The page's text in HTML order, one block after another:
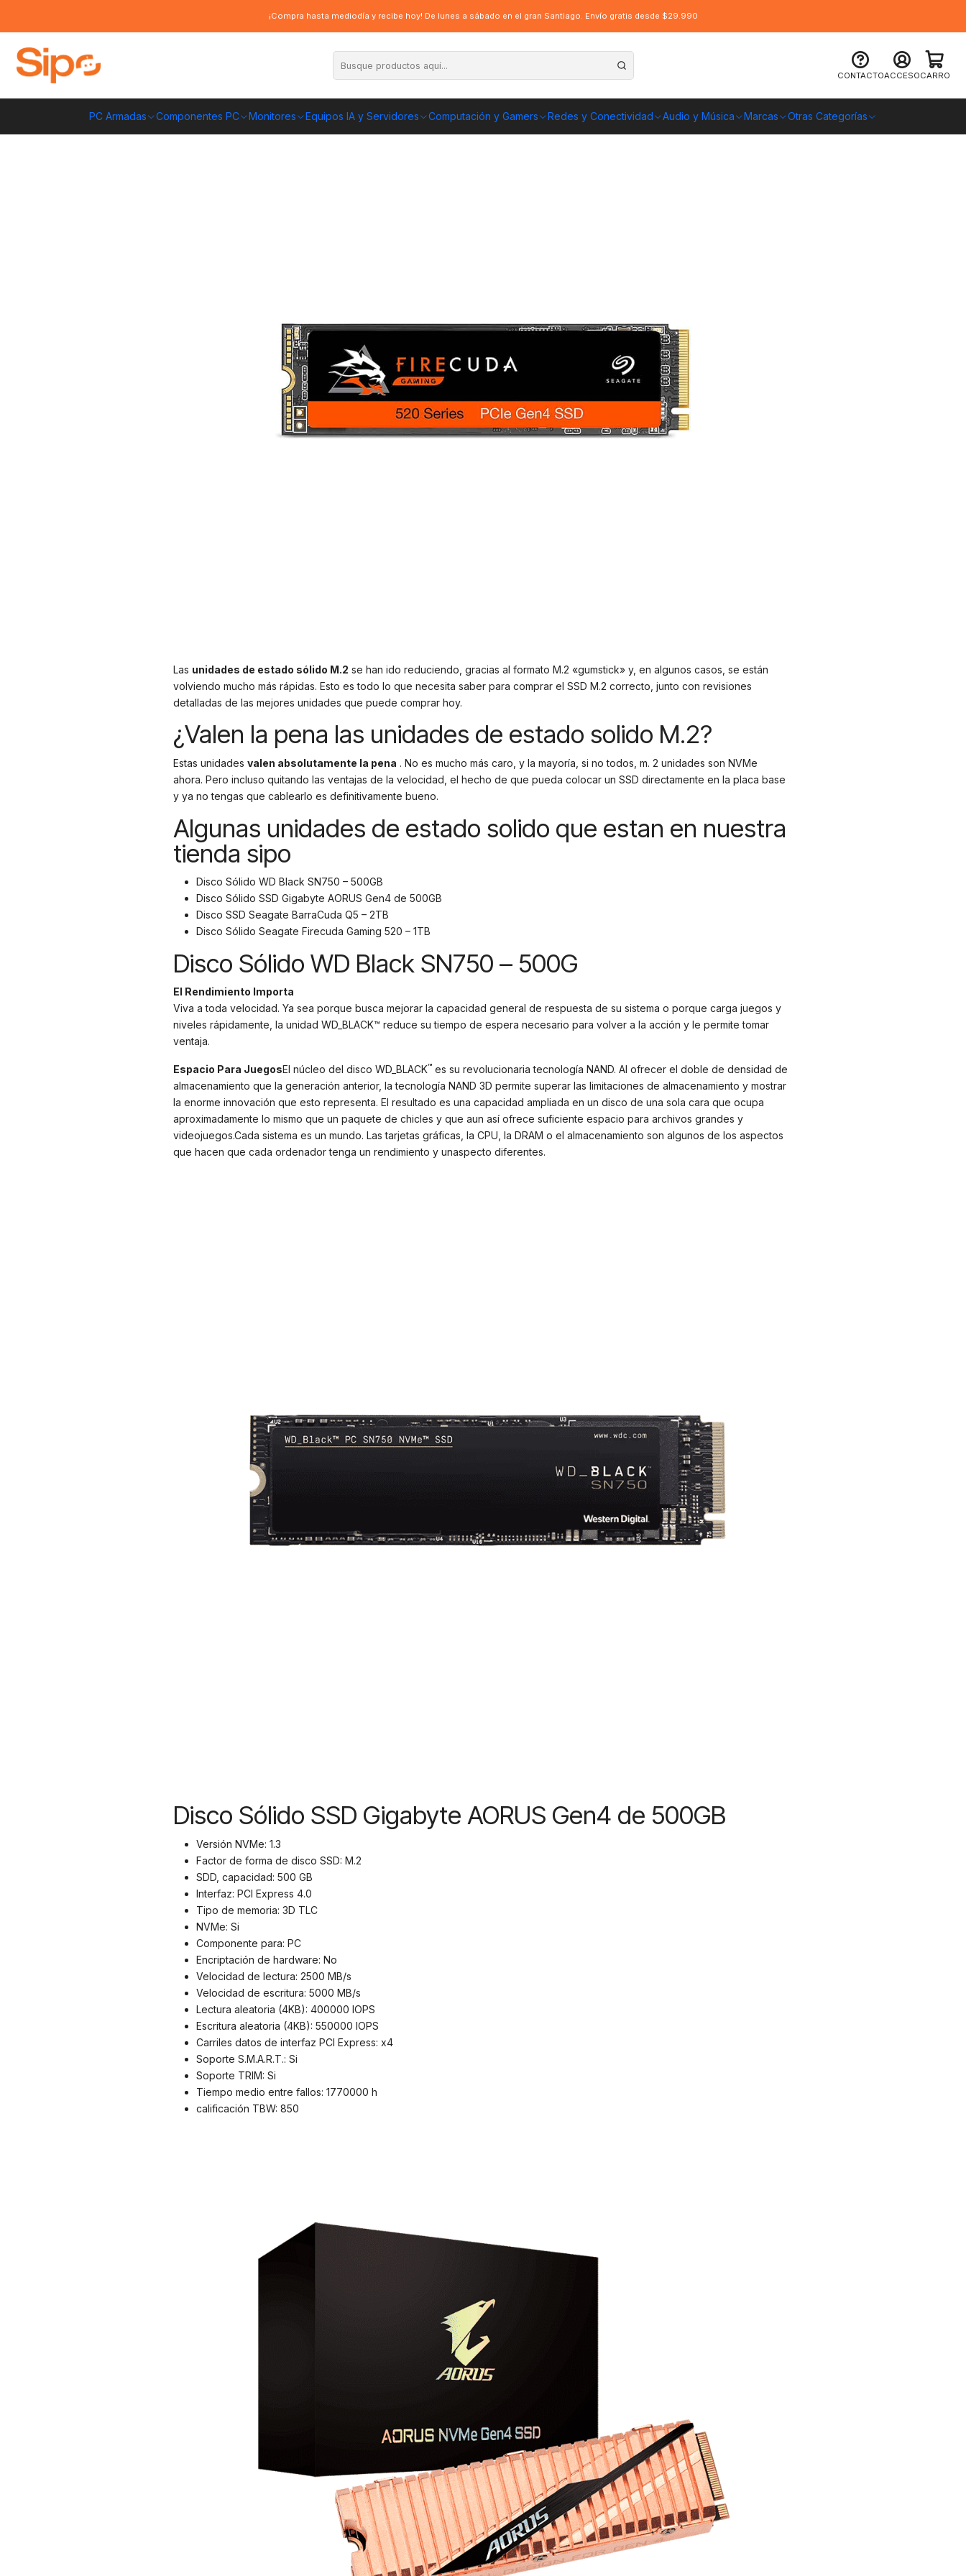
CONTACTOACCESOCARRO
PC Armadas Componentes PC Monitores Equipos IA y Servidores Computación y Gamers Redes y Conectividad Audio y Música Marcas Otras Categorías
¡Compra hasta mediodía y recibe hoy! De lunes a sábado en el gran Santiago. Envío gratis desde $29.990
Unidades de estado sólido M.2: ¿Cúales valen mas la pena en este 2022?
Unidades de estado sólido M.2: ¿Cúales valen mas la pena en este
Las unidades de estado sólido M.2 se han ido reduciendo, gracias al formato M.2 «gumstick» y, en algunos casos, se están
volviendo mucho más rápidas. Esto es todo lo que necesita saber para comprar el SSD M.2 correcto, junto con revisiones
detalladas de las mejores unidades que puede comprar hoy.
¿Valen la pena las unidades de estado solido M.2?
Estas unidades valen absolutamente la pena . No es mucho más caro, y la mayoría, si no todos, m. 2 unidades son NVMe
ahora. Pero incluso quitando las ventajas de la velocidad, el hecho de que pueda colocar un SSD directamente en la placa base
y ya no tengas que cablearlo es definitivamente bueno.
Algunas unidades de estado solido que estan en nuestra
tienda sipo
Disco Sólido WD Black SN750 – 500GB
Disco Sólido SSD Gigabyte AORUS Gen4 de 500GB
Disco SSD Seagate BarraCuda Q5 – 2TB
Disco Sólido Seagate Firecuda Gaming 520 – 1TB
Disco Sólido WD Black SN750 – 500G
El Rendimiento Importa
Viva a toda velocidad. Ya sea porque busca mejorar la capacidad general de respuesta de su sistema o porque carga juegos y
niveles rápidamente, la unidad WD_BLACK™ reduce su tiempo de espera necesario para volver a la acción y le permite tomar
ventaja.
Espacio Para JuegosEl núcleo del disco WD_BLACK™es su revolucionaria tecnología NAND. Al ofrecer el doble de densidad de
almacenamiento que la generación anterior, la tecnología NAND 3D permite superar las limitaciones de almacenamiento y mostrar
la enorme innovación que esto representa. El resultado es una capacidad ampliada en un disco de una sola cara que ocupa
aproximadamente lo mismo que un paquete de chicles y que aun así ofrece suficiente espacio para archivos grandes y
videojuegos.Cada sistema es un mundo. Las tarjetas gráficas, la CPU, la DRAM o el almacenamiento son algunos de los aspectos
que hacen que cada ordenador tenga un rendimiento y unaspecto diferentes.
Disco Sólido SSD Gigabyte AORUS Gen4 de 500GB
Versión NVMe: 1.3
Factor de forma de disco SSD: M.2
SDD, capacidad: 500 GB
Interfaz: PCI Express 4.0
Tipo de memoria: 3D TLC
NVMe: Si
Componente para: PC
Encriptación de hardware: No
Velocidad de lectura: 2500 MB/s
Velocidad de escritura: 5000 MB/s
Lectura aleatoria (4KB): 400000 IOPS
Escritura aleatoria (4KB): 550000 IOPS
Carriles datos de interfaz PCI Express: x4
Soporte S.M.A.R.T.: Si
Soporte TRIM: Si
Tiempo medio entre fallos: 1770000 h
calificación TBW: 850